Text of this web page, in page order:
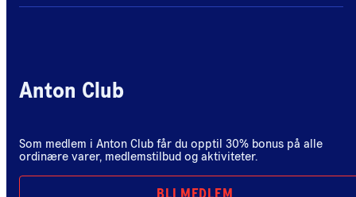
Anton Club
Som medlem i Anton Club får du opptil 30% bonus på alle
ordinære varer, medlemstilbud og aktiviteter.